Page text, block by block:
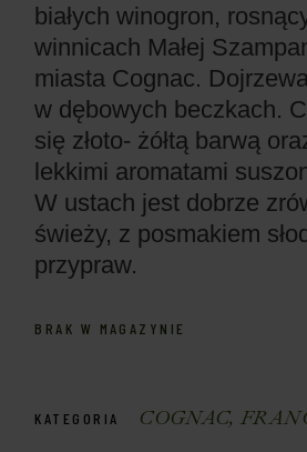
białych winogron,
winnicach Małej
miasta Cognac.
w dębowych beczkach.
się złoto- żółtą barwą
lekkimi aromatami
W ustach jest dobrze
świeży, z posmakiem
przypraw.
BRAK W MAGAZYNIE
KATEGORIA COGNAC,